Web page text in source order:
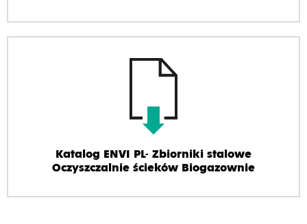
Katalog ENVI PL- Zbiorniki stalowe
Oczyszczalnie ścieków Biogazownie